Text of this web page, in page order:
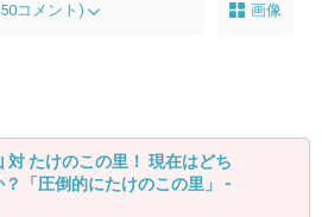
コメント) 画像
対 たけのこの里！ 現在はどち
？「圧倒的にたけのこの里」 -